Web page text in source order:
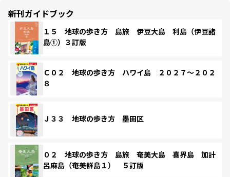
新刊ガイドブック
１５ 地球の歩き方 島旅 伊豆大島 利島（伊豆諸
島①）３訂版
Ｃ０２ 地球の歩き方 ハワイ島 ２０２７～２０２
８
Ｊ３３ 地球の歩き方 墨田区
０２ 地球の歩き方 島旅 奄美大島 喜界島 加計
呂麻島（奄美群島１） ５訂版